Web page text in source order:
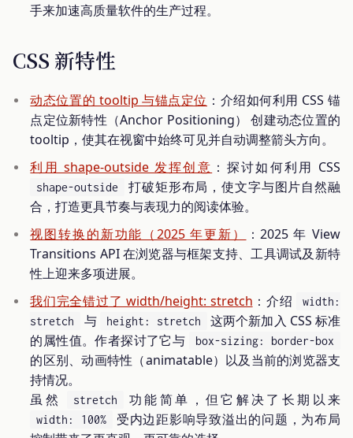
手来加速高质量软件的生产过程。
CSS 新特性
动态位置的 tooltip 与锚点定位 ：介绍如何利用 CSS 锚
点定位新特性（Anchor Positioning） 创建动态位置的
tooltip，使其在视窗中始终可见并自动调整箭头方向。
利用 shape-outside 发挥创意 ：探讨如何利用 CSS
shape-outside
打破矩形布局，使文字与图片自然融
合，打造更具节奏与表现力的阅读体验。
视图转换的新功能（2025 年更新）
：2025 年 View
Transitions API 在浏览器与框架支持、工具调试及新特
性上迎来多项进展。
我们完全错过了 width/height: stretch ：介绍
width:
stretch
与 height: stretch
这两个新加入 CSS 标准
的属性值。作者探讨了它与
box-sizing: border-box
的区别、动画特性（animatable）以及当前的浏览器支
持情况。
虽然
stretch 功能简单，但它解决了长期以来
width: 100%
受内边距影响导致溢出的问题，为布局